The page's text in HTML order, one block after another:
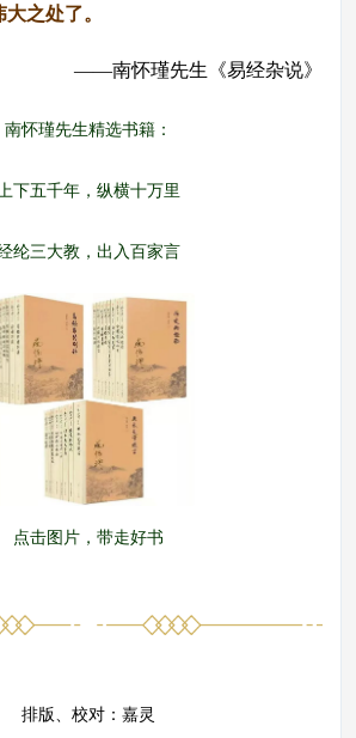
之处了。
——南怀瑾先生《易经杂说》
南怀瑾先生精选书籍：
上下五千年，纵横十万里
纶三大教，出入百家言
点击图片，带走好书
排版、校对：嘉灵